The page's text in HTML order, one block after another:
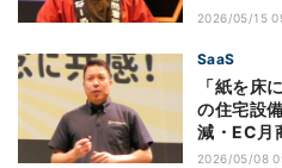
2026/05/15
SaaS
「紙を床
の住宅設
減・EC月
は？
2026/05/08